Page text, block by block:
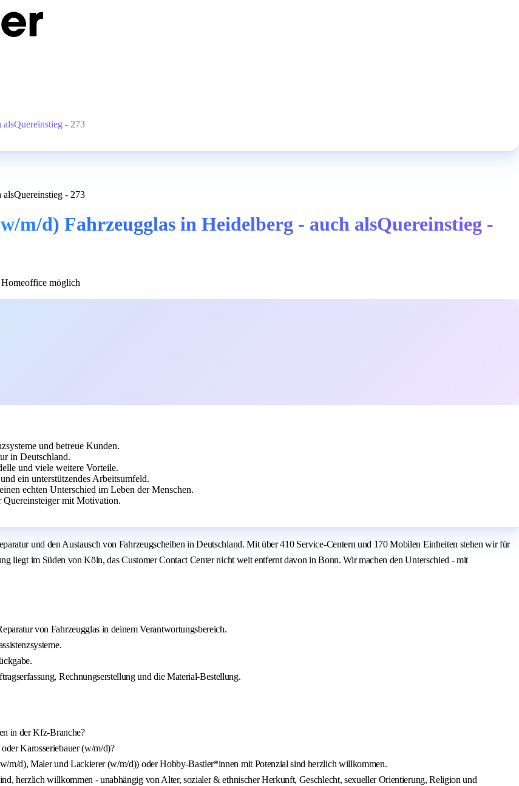
- 273
- 273
d) Fahrzeugglas in Heidelberg - auch alsQuereinstieg -
möglich
und betreue Kunden.
in Deutschland.
und viele weitere Vorteile.
ein unterstützendes Arbeitsumfeld.
echten Unterschied im Leben der Menschen.
mit Motivation.
und den Austausch von Fahrzeugscheiben in Deutschland. Mit über 410 Service-Centern und 170 Mobilen Einheiten stehen wir für
liegt im Süden von Köln, das Customer Contact Center nicht weit entfernt davon in Bonn. Wir machen den Unterschied - mit
von Fahrzeugglas in deinem Verantwortungsbereich.
Rechnungserstellung und die Material-Bestellung.
in der Kfz-Branche?
Karosseriebauer (w/m/d)?
m/d), Maler und Lackierer (w/m/d)) oder Hobby-Bastler*innen mit Potenzial sind herzlich willkommen.
herzlich willkommen - unabhängig von Alter, sozialer & ethnischer Herkunft, Geschlecht, sexueller Orientierung, Religion und